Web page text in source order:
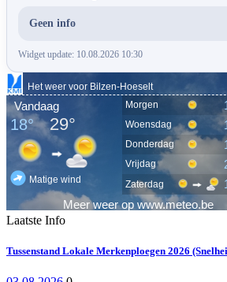
Geen info
Widget update: 10.08.2026 10:30
Laatste Info
Tussenstand Lokale Merkenploegen 2026